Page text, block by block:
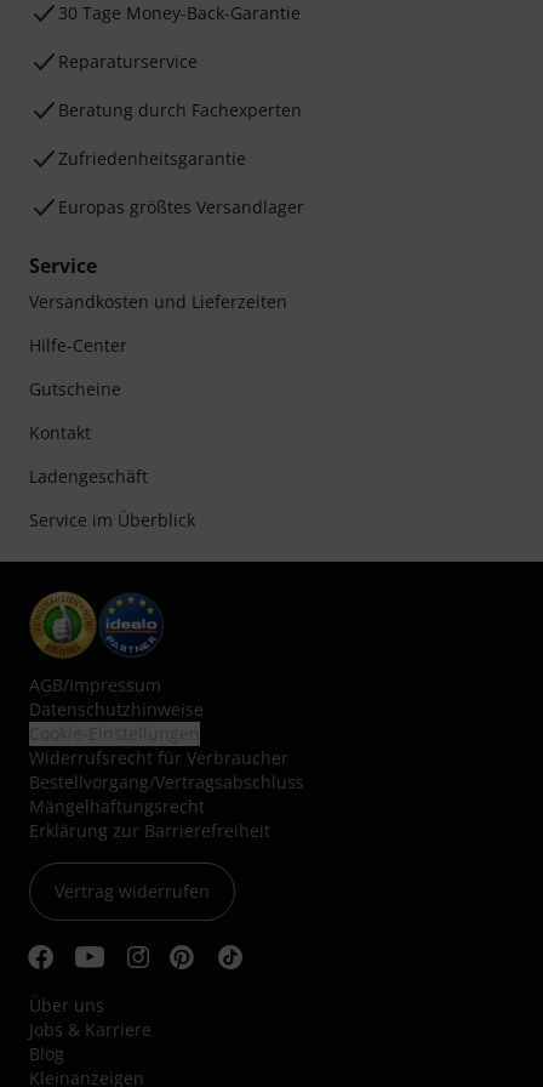
30 Tage Money-Back-Garantie
Reparaturservice
Beratung durch Fachexperten
Zufriedenheitsgarantie
Europas größtes Versandlager
Service
Versandkosten und Lieferzeiten
Hilfe-Center
Gutscheine
Kontakt
Ladengeschäft
Service im Überblick
AGB/Impressum
Datenschutzhinweise
Widerrufsrecht für Verbraucher
Bestellvorgang/Vertragsabschluss
Mängelhaftungsrecht
Erklärung zur Barrierefreiheit
Vertrag widerrufen
Über uns
Jobs & Karriere
Blog
Kleinanzeigen